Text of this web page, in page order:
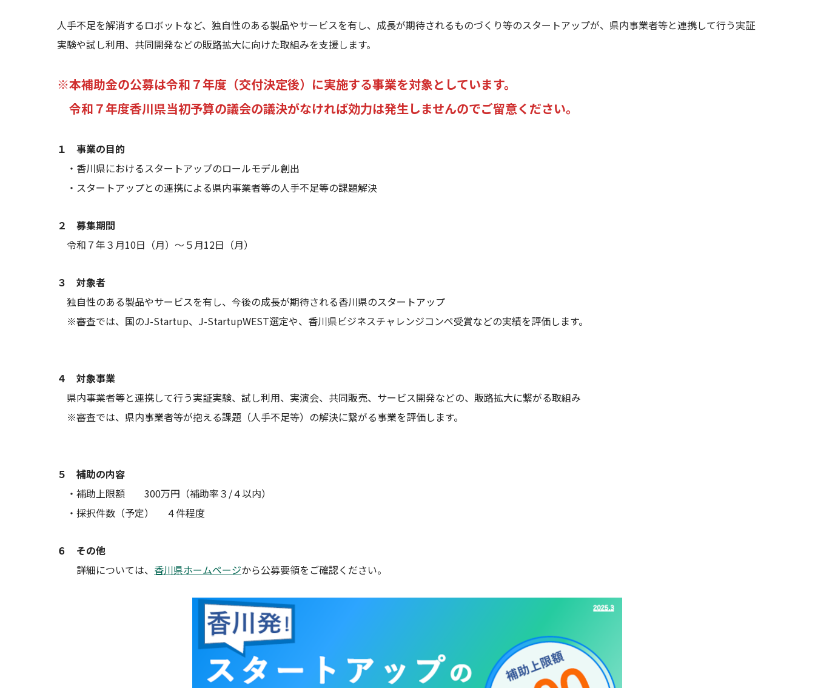
人手不足を解消するロボットなど、独自性のある製品やサービスを有し、成長が期待されるものづくり等のスタートアップが、県内事業者等と連携して行う実証
実験や試し利用、共同開発などの販路拡大に向けた取組みを支援します。
※本補助金の公募は令和７年度（交付決定後）に実施する事業を対象としています。
令和７年度香川県当初予算の議会の議決がなければ効力は発生しませんのでご留意ください。
１ 事業の目的
・香川県におけるスタートアップのロールモデル創出
・スタートアップとの連携による県内事業者等の人手不足等の課題解決
２ 募集期間
令和７年３月10日（月）～５月12日（月）
３ 対象者
独自性のある製品やサービスを有し、今後の成長が期待される香川県のスタートアップ
※審査では、国のJ-Startup、J-StartupWEST選定や、香川県ビジネスチャレンジコンペ受賞などの実績を評価します。
４ 対象事業
県内事業者等と連携して行う実証実験、試し利用、実演会、共同販売、サービス開発などの、販路拡大に繋がる取組み
※審査では、県内事業者等が抱える課題（人手不足等）の解決に繋がる事業を評価します。
５ 補助の内容
・補助上限額 300万円（補助率３/４以内）
・採択件数（予定） ４件程度
６ その他
詳細については、 香川県ホームページから公募要領をご確認ください。